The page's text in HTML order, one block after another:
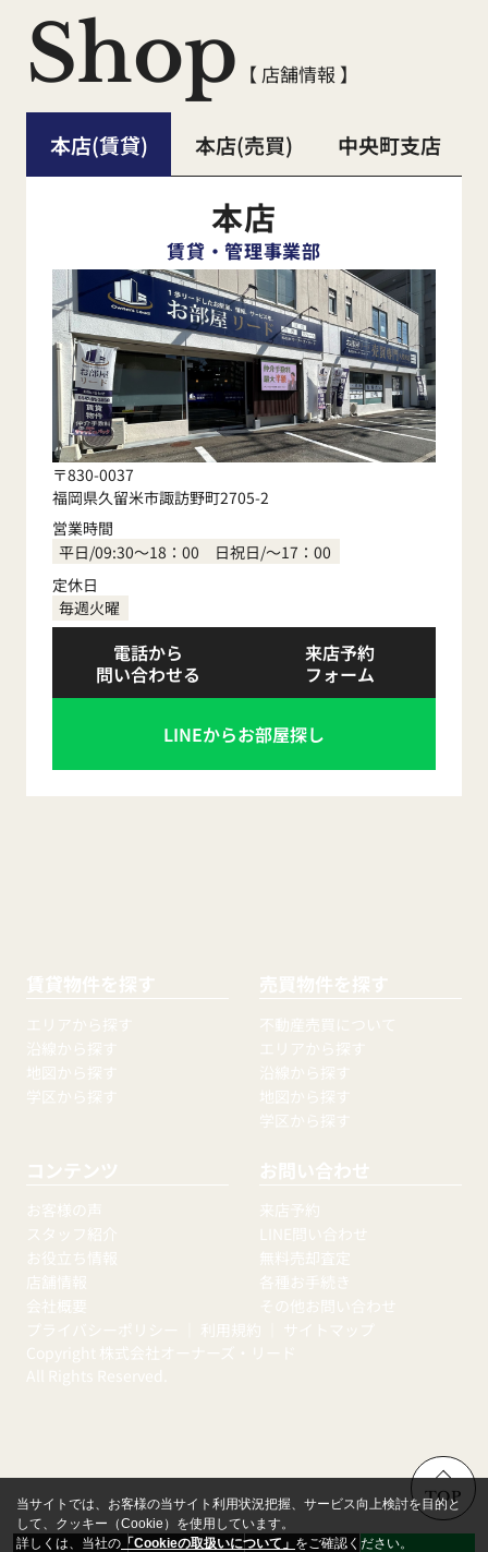
Shop 【 店舗情報 】
本店(賃貸) 本店(売買) 中央町支店
本店
賃貸・管理事業部
〒830-0037
福岡県久留米市諏訪野町2705-2
営業時間
平日/09:30～18：00 日祝日/～17：00
定休日
毎週火曜
電話から
問い合わせる
来店予約
フォーム
LINEからお部屋探し
賃貸物件を探す
エリアから探す
沿線から探す
地図から探す
学区から探す
売買物件を探す
不動産売買について
エリアから探す
沿線から探す
地図から探す
学区から探す
コンテンツ
お客様の声
スタッフ紹介
お役立ち情報
店舗情報
会社概要
お問い合わせ
来店予約
LINE問い合わせ
無料売却査定
各種お手続き
その他お問い合わせ
プライバシーポリシー
利用規約
サイトマップ
Copyright 株式会社オーナーズ・リード
All Rights Reserved.
TOP
当サイトでは、お客様の当サイト利用状況把握、サービス向上検討を目的と
して、クッキー（Cookie）を使用しています。
詳しくは、当社の 「Cookieの取扱いについて」 をご確認ください。